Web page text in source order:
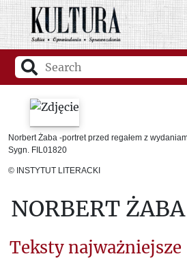
Norbert Żaba -portret przed regałem z
Sygn. FIL01820
© INSTYTUT LITERACKI
NORBERT ŻABA
Teksty najważniejsze